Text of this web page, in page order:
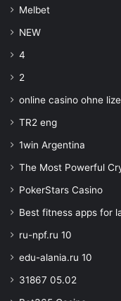
Melbet
NEW
4
2
online casino ohne
TR2 eng
1win Argentina
The Most Powerful
PokerStars Casino
Best fitness apps for
ru-npf.ru 10
edu-alania.ru 10
31867 05.02